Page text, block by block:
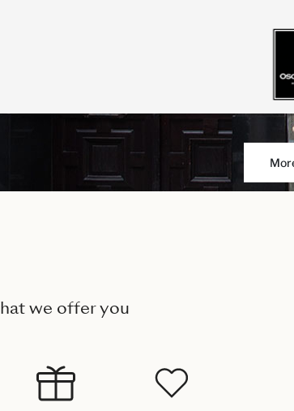
we offer you